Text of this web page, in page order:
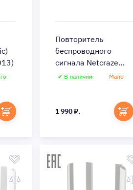
Повторитель
беспроводного
сигнала Netcraze
Buddy 4 (NC-3211)
✔ В наличии Мало
1 990 ₽.
Быстрый просмотр